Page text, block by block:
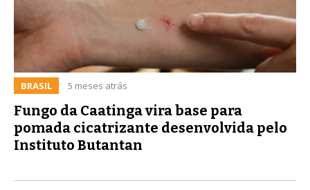
BRASIL 5 meses atrás
Fungo da Caatinga vira base para
pomada cicatrizante desenvolvida pelo
Instituto Butantan